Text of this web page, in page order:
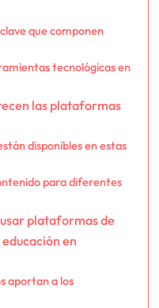
que componen
tecnológicas en
las plataformas
disponibles en estas
para diferentes
plataformas de
en
aportan a los